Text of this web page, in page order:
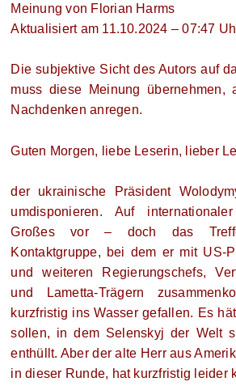
Meinung von Florian Harms
Aktualisiert am 11.10.2024 – 07:47
Die subjektive Sicht des Autors auf
muss diese Meinung übernehmen,
Nachdenken anregen.
Guten Morgen, liebe Leserin, lieber
der ukrainische Präsident
umdisponieren. Auf
Großes vor – doch das
Kontaktgruppe, bei dem er mit US-
und weiteren Regierungschefs,
und Lametta-Trägern
kurzfristig ins Wasser gefallen. Es
sollen, in dem Selenskyj der Welt
enthüllt. Aber der alte Herr aus
in dieser Runde, hat kurzfristig leider